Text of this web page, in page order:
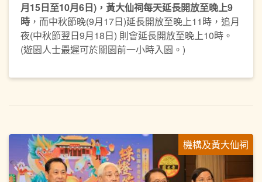
月15日至10月6日) ，黃大仙祠每天延長開放至晚上9
時 ，而中秋節晚(9月17日)延長開放至晚上11時，追月
夜(中秋節翌日9月18日) 則會延長開放至晚上10時。
(遊園人士最遲可於關園前一小時入園。)
機構及黃大仙祠